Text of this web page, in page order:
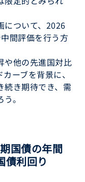
について、2026
間評価を行う方
や他の先進国対比
ーブを背景に、
続き期待でき、需
。
国債の年間
債利回り